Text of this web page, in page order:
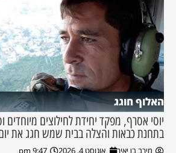
האלוף חוגג
יוסי אסרף, מפקד יחידת לחילוצים
בתחנת כבאות והצלה בבית שמש חגג את
מירב בן יאיר אוגוסט 4, 2026 9:47 pm